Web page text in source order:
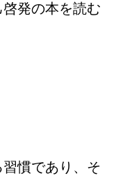
発の本を読む
慣であり、そ